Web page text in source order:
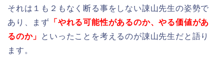
それは１も２もなく断る事をしない諌山先生の姿勢で
あり、まず 「やれる可能性があるのか、やる価値があ
るのか」
といったことを考えるのが諌山先生だと語り
ます。